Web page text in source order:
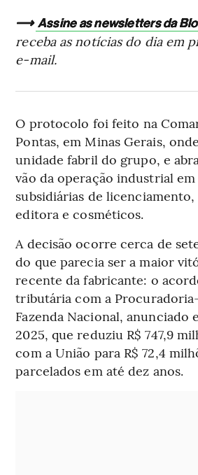
⟶ Assine as newsletters da
receba as notícias do dia em
e-mail.
O protocolo foi feito na
Pontas, em Minas Gerais,
unidade fabril do grupo, e
vão da operação industrial em
subsidiárias de
editora e cosméticos.
A decisão ocorre cerca de
do que parecia ser a maior
recente da fabricante: o
tributária com a
Fazenda Nacional, anunciado
2025, que reduziu R$ 747,9
com a União para R$ 72,4
parcelados em até dez anos.